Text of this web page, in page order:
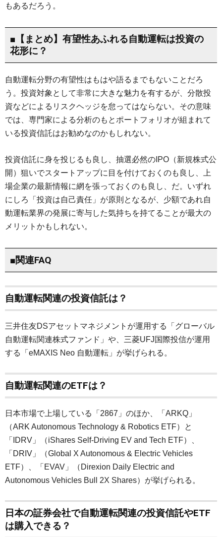
もあるだろう。
■【まとめ】有望性あふれる自動運転は投資の
花形に？
自動運転分野の有望性はもはや語るまでもないことだろ
う。投資対象として非常に大きな魅力を有するが、分散投
資などによるリスクヘッジを怠ってはならない。その意味
では、専門家による分析のもとポートフォリオが組まれて
いる投資信託はお勧めなのかもしれない。
投資信託に身を投じるも良し、抽選必然のIPO（新規株式公
開）狙いでスタートアップに目を付けておくのも良し、上
場企業の最新情報に網を張っておくのも良し、だ。いずれ
にしろ「投資は自己責任」が原則となるが、少額であれ自
動運転業界の発展に寄与した気持ちを持てることが最大の
メリットかもしれない。
■関連FAQ
自動運転関連の投資信託は？
三井住友DSアセットマネジメントが運用する「グローバル
自動運転関連株式ファンド」や、三菱UFJ国際投信が運用
する「eMAXIS Neo 自動運転」が挙げられる。
自動運転関連のETFは？
日本市場で上場している「2867」のほか、「ARKQ」
（ARK Autonomous Technology & Robotics ETF）と
「IDRV」（iShares Self-Driving EV and Tech ETF）、
「DRIV」（Global X Autonomous & Electric Vehicles
ETF）、「EVAV」（Direxion Daily Electric and
Autonomous Vehicles Bull 2X Shares）が挙げられる。
日本の証券会社で自動運転関連の投資信託やETF
は購入できる？